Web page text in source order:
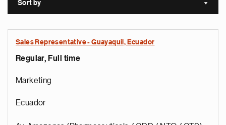
Sort by Sort
Sales Representative - Guayaquil, Ecuador
Regular, Full time
Marketing
Ecuador